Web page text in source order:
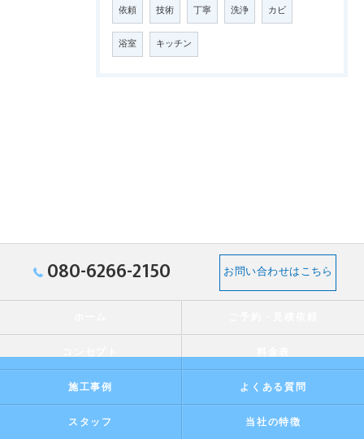
依頼 技術 丁寧 洗浄 カビ
浴室 キッチン
080-6266-2150 お問い合わせはこちら
施工事例 よくある質問
スタッフ 当社の特徴